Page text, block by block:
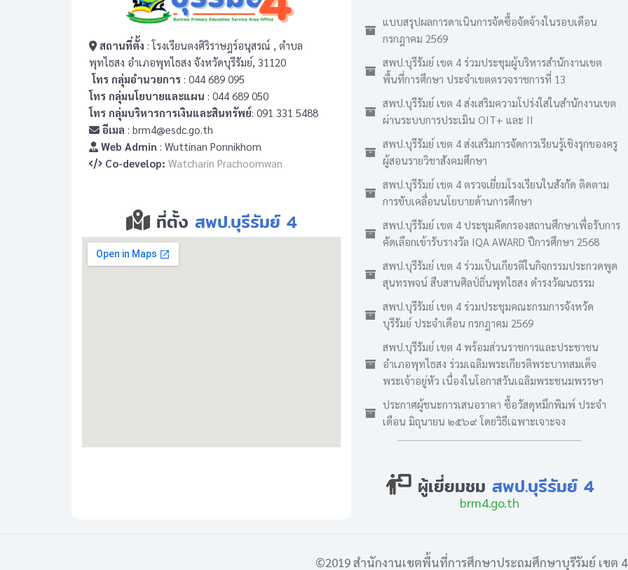
สถานที่ตั้ง : โรงเรียนตงศิริราษฎร์อนุสรณ์ , ตำบล
พุทไธสง อำเภอพุทไธสง จังหวัดบุรีรัมย์, 31120
โทร กลุ่มอำนวยการ : 044 689 095
โทร กลุ่มนโยบายและแผน : 044 689 050
โทร กลุ่มบริหารการเงินและสินทรัพย์: 091 331 5488
อีเมล : brm4@esdc.go.th
Web Admin : Wuttinan Ponnikhom
Co-develop: Watcharin Prachoomwan
ที่ตั้ง สพป.บุรีรัมย์ 4
แบบสรุปผลการดาเนินการจัดซื้อจัดจ้างในรอบเดือน
กรกฎาคม 2569
สพป.บุรีรัมย์ เขต 4 ร่วมประชุมผู้บริหารสำนักงานเขต
พื้นที่การศึกษา ประจำเขตตรวจราชการที่ 13
สพป.บุรีรัมย์ เขต 4 ส่งเสริมความโปร่งใสในสำนักงานเขต
ผ่านระบบการประเมิน OIT+ และ II
สพป.บุรีรัมย์ เขต 4 ส่งเสริมการจัดการเรียนรู้เชิงรุกของครู
ผู้สอนรายวิชาสังคมศึกษา
สพป.บุรีรัมย์ เขต 4 ตรวจเยี่ยมโรงเรียนในสังกัด ติดตาม
การขับเคลื่อนนโยบายด้านการศึกษา
สพป.บุรีรัมย์ เขต 4 ประชุมคัดกรองสถานศึกษาเพื่อรับการ
คัดเลือกเข้ารับรางวัล IQA AWARD ปีการศึกษา 2568
สพป.บุรีรัมย์ เขต 4 ร่วมเป็นเกียรติในกิจกรรมประกวดพูด
สุนทรพจน์ สืบสานศิลป์ถิ่นพุทไธสง ดำรงวัฒนธรรม
สพป.บุรีรัมย์ เขต 4 ร่วมประชุมคณะกรมการจังหวัด
บุรีรัมย์ ประจำเดือน กรกฎาคม 2569
สพป.บุรีรัมย์ เขต 4 พร้อมส่วนราชการและประชาชน
อำเภอพุทไธสง ร่วมเฉลิมพระเกียรติพระบาทสมเด็จ
พระเจ้าอยู่หัว เนื่องในโอกาสวันเฉลิมพระชนมพรรษา
ประกาศผู้ชนะการเสนอราคา ซื้อวัสดุหมึกพิมพ์ ประจำ
เดือน มิถุนายน ๒๕๖๙ โดยวิธีเฉพาะเจาะจง
ผู้เยี่ยมชม สพป.บุรีรัมย์ 4
brm4.go.th
©2019 สำนักงานเขตพื้นที่การศึกษาประถมศึกษาบุรีรัมย์ เขต 4